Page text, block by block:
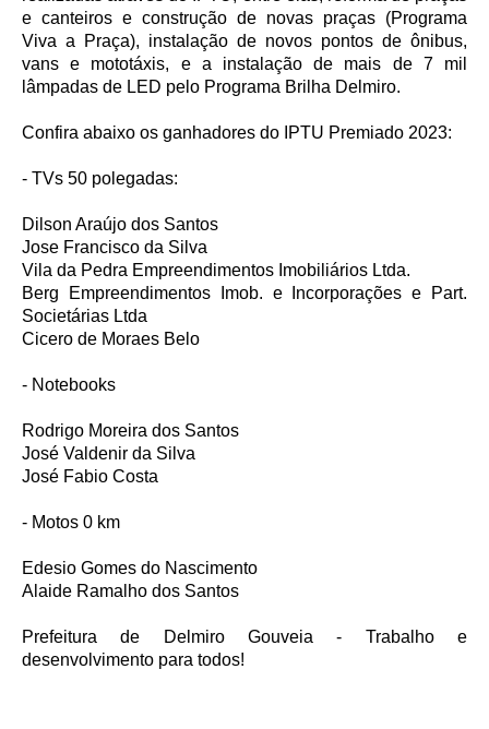
e canteiros e construção de novas praças (Programa
Viva a Praça), instalação de novos pontos de ônibus,
vans e mototáxis, e a instalação de mais de 7 mil
lâmpadas de LED pelo Programa Brilha Delmiro.
Confira abaixo os ganhadores do IPTU Premiado 2023:
- TVs 50 polegadas:
Dilson Araújo dos Santos
Jose Francisco da Silva
Vila da Pedra Empreendimentos Imobiliários Ltda.
Berg Empreendimentos Imob. e Incorporações e Part.
Societárias Ltda
Cicero de Moraes Belo
- Notebooks
Rodrigo Moreira dos Santos
José Valdenir da Silva
José Fabio Costa
- Motos 0 km
Edesio Gomes do Nascimento
Alaide Ramalho dos Santos
Prefeitura de Delmiro Gouveia - Trabalho e
desenvolvimento para todos!